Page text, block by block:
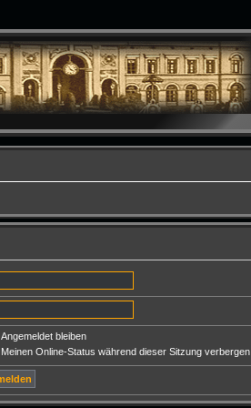
Angemeldet bleiben
Meinen Online-Status während dieser Sitzung verbergen